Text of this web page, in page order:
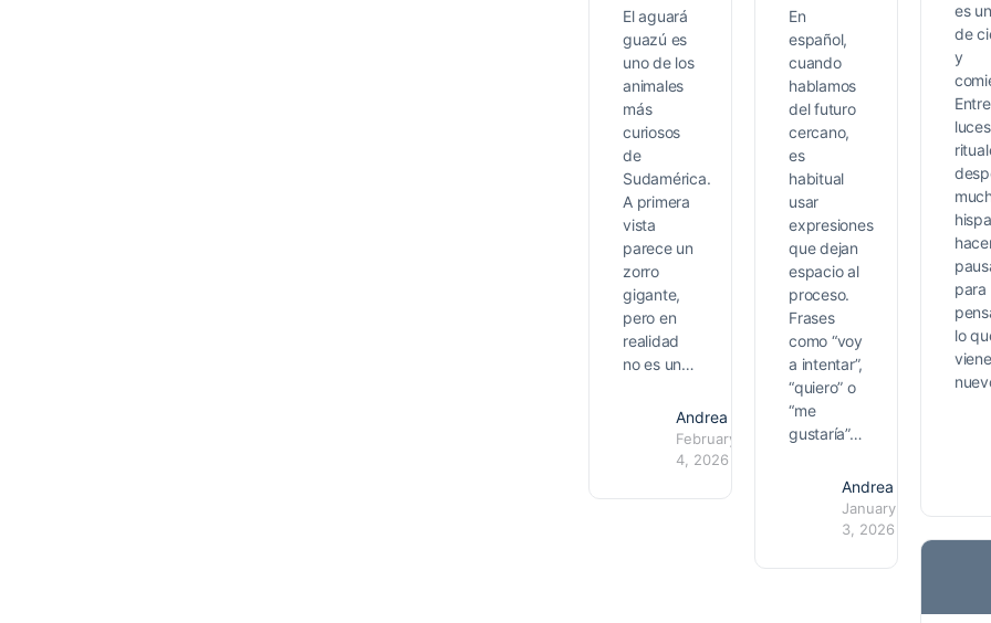
El aguará
guazú es
uno de los
animales
más
curiosos
de
Sudamérica.
A primera
vista
parece un
zorro
gigante,
pero en
realidad
no es un…
Andrea
February
4, 2026
En
español,
cuando
hablamos
del futuro
cercano,
es
habitual
usar
expresiones
que dejan
espacio al
proceso.
Frases
como “voy
a intentar”,
“quiero” o
“me
gustaría”…
Andrea
January
3, 2026
es
de
y
Entre
para
lo